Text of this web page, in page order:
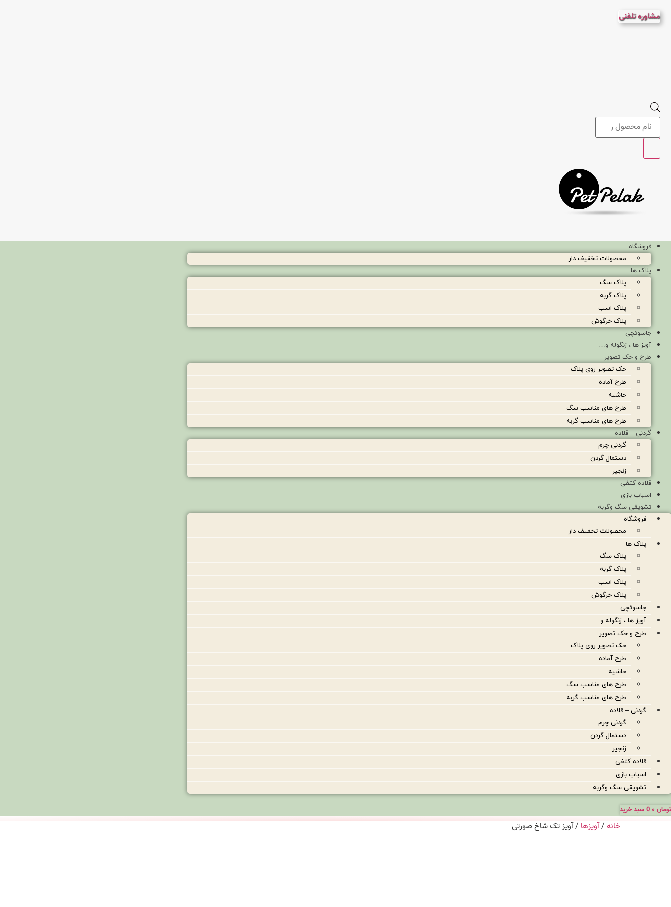
محتوا
مشاوره تلفنی
Products
search
فروشگاه
محصولات تخفیف دار
پلاک ها
پلاک سگ
پلاک گربه
پلاک اسب
پلاک خرگوش
جاسوئچی
آویز ها ، زنگوله و…
طرح و حک تصویر
حک تصویر روی پلاک
طرح آماده
حاشیه
طرح های مناسب سگ
طرح های مناسب گربه
گردنی – قلاده
گردنی چرم
دستمال گردن
زنجیر
قلاده کتفی
اسباب بازی
تشویقی سگ وگربه
فروشگاه
محصولات تخفیف دار
پلاک ها
پلاک سگ
پلاک گربه
پلاک اسب
پلاک خرگوش
جاسوئچی
آویز ها ، زنگوله و…
طرح و حک تصویر
حک تصویر روی پلاک
طرح آماده
حاشیه
طرح های مناسب سگ
طرح های مناسب گربه
گردنی – قلاده
گردنی چرم
دستمال گردن
زنجیر
قلاده کتفی
اسباب بازی
تشویقی سگ وگربه
تومان 0 سبد خرید
خانه /آویزها / آویز تک شاخ صورتی